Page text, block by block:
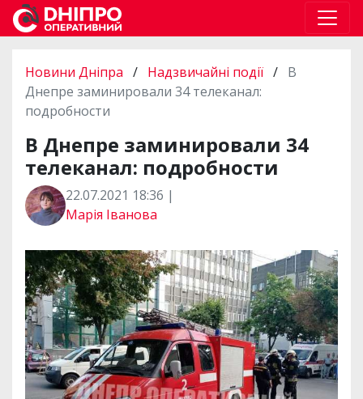
Новини Дніпра / Надзвичайні події / В
Днепре заминировали 34 телеканал:
подробности
В Днепре заминировали 34
телеканал: подробности
22.07.2021 18:36 |
Марія Іванова